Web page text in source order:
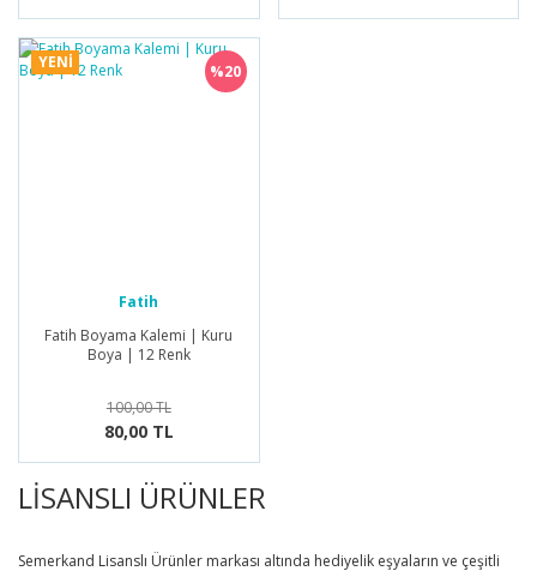
YENİ %20
Fatih
Fatih Boyama Kalemi | Kuru
Boya | 12 Renk
100,00 TL
80,00 TL
LİSANSLI ÜRÜNLER
Semerkand Lisanslı Ürünler markası altında hediyelik eşyaların ve çeşitli